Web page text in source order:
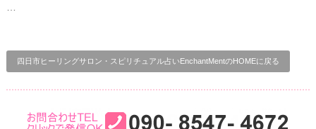
…
四日市ヒーリングサロン・スピリチュアル占いEnchantMentのHOMEに戻る